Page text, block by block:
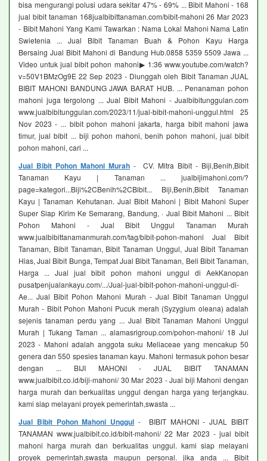
bisa mengurangi polusi udara sekitar 47% - 69% ... Bibit Mahoni - 168
jual bibit tanaman 168jualbibittanaman.com/bibit-mahoni 26 Mar 2023
- Bibit Mahoni Yang Kami Tawarkan : Nama Lokal Mahoni Nama Latin
Swietenia ... Jual Bibit Tanaman Buah & Pohon Kayu Harga
Bersaing Jual Bibit Mahoni di Bandung Hub.0858 5359 5509 Jawa ...
Video untuk jual bibit pohon mahoni▶ 1:36 www.youtube.com/watch?
v=50V1BMzOg9E 22 Sep 2023 - Diunggah oleh Bibit Tanaman JUAL
BIBIT MAHONI BANDUNG JAWA BARAT HUB. ... Penanaman pohon
mahoni juga tergolong ... Jual Bibit Mahoni - Jualbibitunggulan.com
www.jualbibitunggulan.com/2023/11/jual-bibit-mahoni-unggul.html 25
Nov 2023 - ... bibit pohon mahoni jakarta, harga bibit mahoni jawa
timur, jual bibit ... biji pohon mahoni, benih pohon mahoni, jual bibit
pohon mahoni, cari ...
Jual Bibit Pohon Mahoni Murah - CV. Mitra Bibit - Biji,Benih,Bibit
Tanaman Kayu | Tanaman ... jualbijimahoni.com/?
page=kategori...Biji%2CBenih%2CBibit... Biji,Benih,Bibit Tanaman
Kayu | Tanaman Kehutanan. Jual Bibit Mahoni | Bibit Mahoni Super
Super Siap Kirim Ke Semarang, Bandung, · Jual Bibit Mahoni ... Bibit
Pohon Mahoni - Jual Bibit Unggul Tanaman Murah
www.jualbibittanamanmurah.com/tag/bibit-pohon-mahoni Jual Bibit
Tanaman, Bibit Tanaman, Bibit Tanaman Unggul, Jual Bibit Tanaman
Hias, Jual Bibit Bunga, Tempat Jual Bibit Tanaman, Beli Bibit Tanaman,
Harga ... Jual jual bibit pohon mahoni unggul di AekKanopan
pusatpenjualankayu.com/.../Jual-jual-bibit-pohon-mahoni-unggul-di-
Ae... Jual Bibit Pohon Mahoni Murah - Jual Bibit Tanaman Unggul
Murah - Bibit Pohon Mahoni Pucuk merah (Syzygium oleana) adalah
sejenis tanaman perdu yang ... Jual Bibit Tanaman Mahoni Unggul
Murah | Tukang Taman ... alamasrigroup.com/pohon-mahoni/ 18 Jul
2023 - Mahoni adalah anggota suku Meliaceae yang mencakup 50
genera dan 550 spesies tanaman kayu. Mahoni termasuk pohon besar
dengan ... BIJI MAHONI - JUAL BIBIT TANAMAN
www.jualbibit.co.id/biji-mahoni/ 30 Mar 2023 - Jual biji Mahoni dengan
harga murah dan berkualitas unggul dengan harga yang terjangkau.
kami siap melayani proyek pemerintah,swasta ...
Jual Bibit Pohon Mahoni Unggul - BIBIT MAHONI - JUAL BIBIT
TANAMAN www.jualbibit.co.id/bibit-mahoni/ 22 Mar 2023 - jual bibit
mahoni harga murah dan berkualitas unggul. kami siap melayani
proyek pemerintah,swasta maupun personal. jika anda ... Bibit